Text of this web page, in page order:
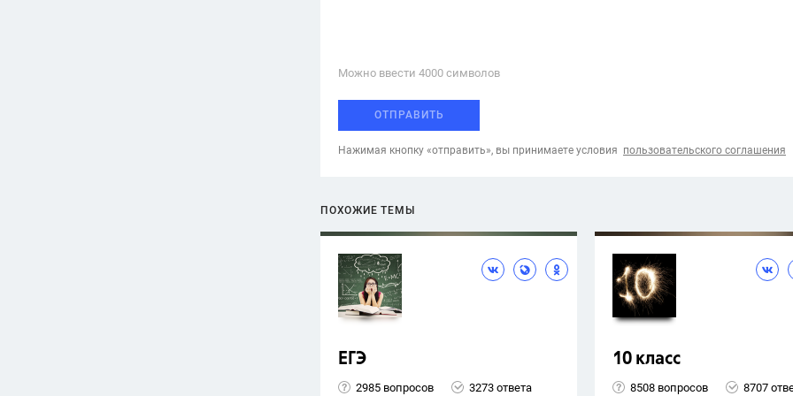
Можно ввести 4000 cимволов
ОТПРАВИТЬ
Нажимая кнопку «отправить», вы принимаете условия пользовательского соглашения
ПОХОЖИЕ ТЕМЫ
ЕГЭ
2985 вопросов 3273 ответа
10 класс
8508 вопросов 8707